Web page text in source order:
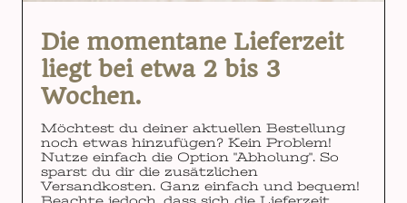
Die momentane Lieferzeit
liegt bei etwa 2 bis 3
Wochen.
Möchtest du deiner aktuellen Bestellung
noch etwas hinzufügen? Kein Problem!
Nutze einfach die Option "Abholung". So
sparst du dir die zusätzlichen
Versandkosten. Ganz einfach und bequem!
Beachte jedoch, dass sich die Lieferzeit